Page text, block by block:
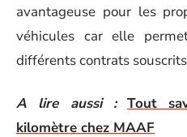
avantageuse pour les
véhicules car elle
différents contrats
A lire aussi : Tout
kilomètre chez MAAF